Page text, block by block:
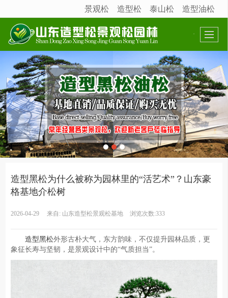
很遗憾，因您的浏览器版本过低导致无法获得最佳浏览体验，推荐下载安装谷歌浏览器！
景观松 造型松 泰山松 造型油松
造型黑松为什么被称为园林里的“活艺术”？山东豪
格基地介松树
2026-04-29 来自: 山东造型松景观松基地 浏览次数:333
造型黑松外形古朴大气，东方韵味，不仅提升园林品质，更
象征长寿与坚韧，是景观设计中的“气质担当”。